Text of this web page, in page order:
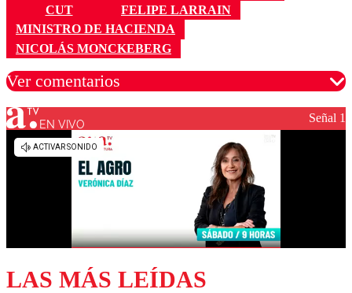
CUT
FELIPE LARRAIN
MINISTRO DE HACIENDA
NICOLÁS MONCKEBERG
Ver comentarios
Los comentarios son moderados para garantizar un
diálogo respetuoso.
EN VIVO Señal 1
LAS MÁS LEÍDAS